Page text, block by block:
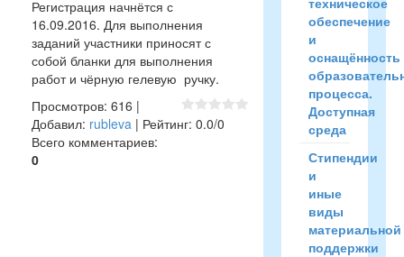
Регистрация начнётся с
16.09.2016. Для выполнения
заданий участники приносят с
собой бланки для выполнения
работ и чёрную гелевую ручку.
Просмотров: 616 |
Добавил: rubleva | Рейтинг: 0.0/0
Всего комментариев:
0
обеспечение
и
оснащённость
процесса.
Доступная
среда
Стипендии
и
иные
виды
материальной
поддержки